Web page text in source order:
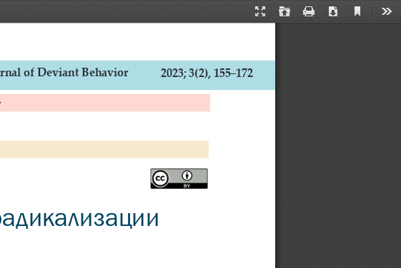
Presentation
Open Print Download
Current
2023; 3(2), 155–172
of Deviant Behavior